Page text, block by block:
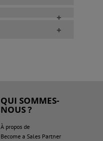
+
+
QUI SOMMES-
NOUS ?
À propos de
Become a Sales Partner